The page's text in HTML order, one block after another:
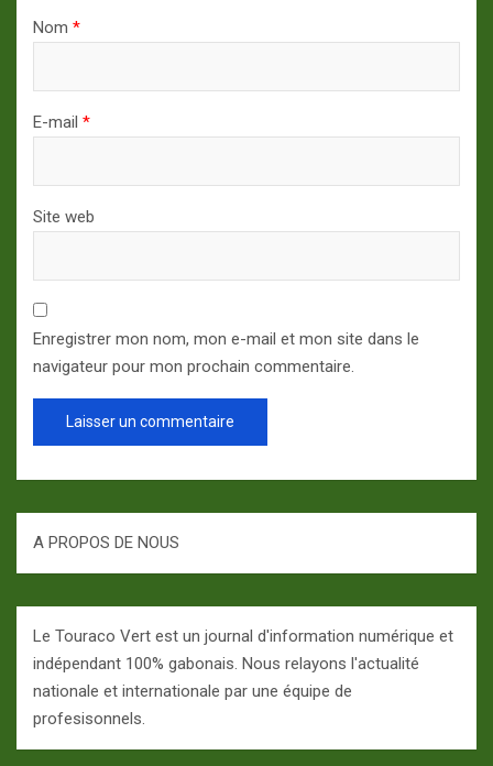
Nom *
E-mail *
Site web
Enregistrer mon nom, mon e-mail et mon site dans le
navigateur pour mon prochain commentaire.
A PROPOS DE NOUS
Le Touraco Vert est un journal d'information numérique et
indépendant 100% gabonais. Nous relayons l'actualité
nationale et internationale par une équipe de
profesisonnels.